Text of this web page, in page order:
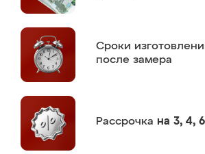
Сроки
после замера
Рассрочка на 3, 4,